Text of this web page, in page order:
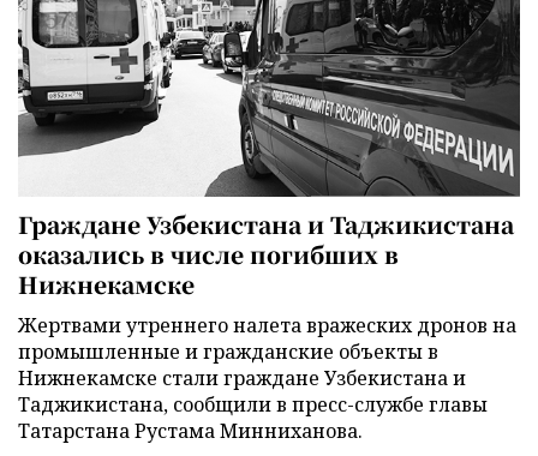
Граждане Узбекистана и Таджикистана
оказались в числе погибших в
Нижнекамске
Жертвами утреннего налета вражеских дронов на
промышленные и гражданские объекты в
Нижнекамске стали граждане Узбекистана и
Таджикистана, сообщили в пресс-службе главы
Татарстана Рустама Минниханова.